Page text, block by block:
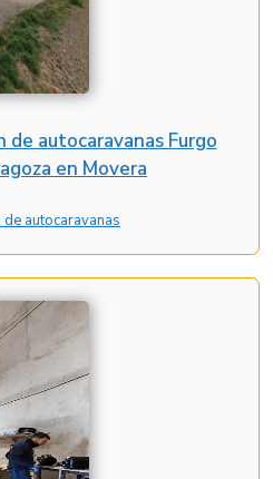
autocaravanas Furgo
en Movera
autocaravanas